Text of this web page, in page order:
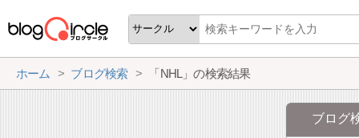
ホーム ブログ検索 「NHL」の検索結果
ブログ